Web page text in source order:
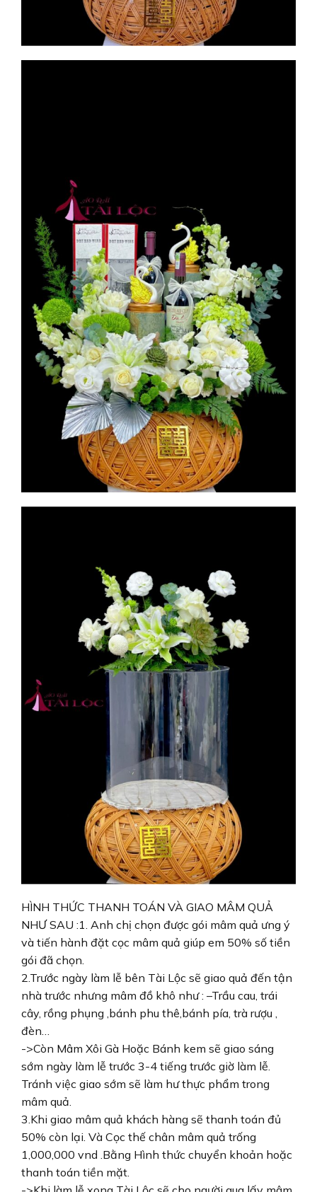
HÌNH THỨC THANH TOÁN VÀ GIAO MÂM QUẢ
NHƯ SAU :1. Anh chị chọn được gói mâm quả ưng ý
và tiến hành đặt cọc mâm quả giúp em 50% số tiền
gói đã chọn.
2.Trước ngày làm lễ bên Tài Lộc sẽ giao quả đến tận
nhà trước nhưng mâm đồ khô như : –Trầu cau, trái
cây, rồng phụng ,bánh phu thê,bánh pía, trà rượu ,
đèn…
->Còn Mâm Xôi Gà Hoặc Bánh kem sẽ giao sáng
sớm ngày làm lễ trước 3-4 tiếng trước giờ làm lễ.
Tránh việc giao sớm sẽ làm hư thực phẩm trong
mâm quả.
3.Khi giao mâm quả khách hàng sẽ thanh toán đủ
50% còn lại. Và Cọc thế chân mâm quả trống
1,000,000 vnd .Bằng Hình thức chuyển khoản hoặc
thanh toán tiền mặt.